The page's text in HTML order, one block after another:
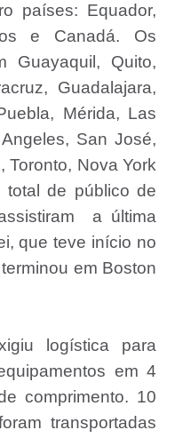
países: Equador,
e Canadá. Os
Guayaquil, Quito,
Guadalajara,
Mérida, Las
San José,
Toronto, Nova York
total de público de
a última
que teve início no
em Boston
logística para
em 4
comprimento. 10
transportadas